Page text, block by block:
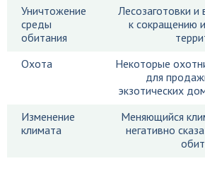
Уничтожение
среды
обитания
Лесозаготовки и
к сокращению
Охота
Некоторые
для
экзотических
Изменение
климата
Меняющийся
негативно